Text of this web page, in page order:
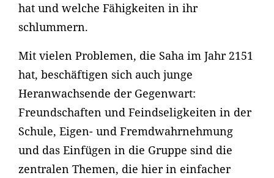
hat und welche Fähigkeiten in ihr
schlummern.
Mit vielen Problemen, die Saha im Jahr 2151
hat, beschäftigen sich auch junge
Heranwachsende der Gegenwart:
Freundschaften und Feindseligkeiten in der
Schule, Eigen- und Fremdwahrnehmung
und das Einfügen in die Gruppe sind die
zentralen Themen, die hier in einfacher